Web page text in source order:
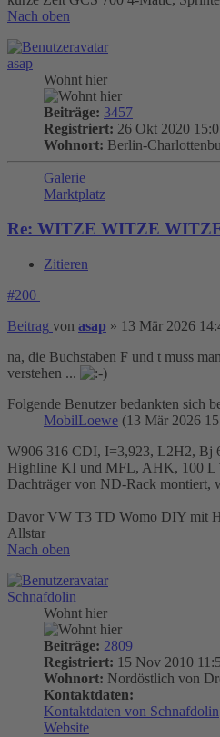
Nach oben
asap
Wohnt hier
Beiträge: 3457
Registriert: 26 Okt 2020
Wohnort: Berlin-
Galerie
Marktplatz
Re: WITZE WITZE
Zitieren
#200
Beitrag von asap » 13 Mär 2026
na, die Buchstaben F und t muss
verstehen ...
Folgende Benutzer bedankten sich
MobilLoewe (13 Mär 2026
W906 316 CDI, I=3,923, L2H2, Bj
Highline KI und MFL, AHK, 100 L
Dachträger von ND-Rack montiert,
Davor VW T3 TD Womo DIY mit
Allstar
Nach oben
Schnafdolin
Wohnt hier
Beiträge: 2809
Registriert: 15 Nov 2010
Wohnort: Nordöstlich von
Kontaktdaten:
Kontaktdaten von Schnafdolin
Website